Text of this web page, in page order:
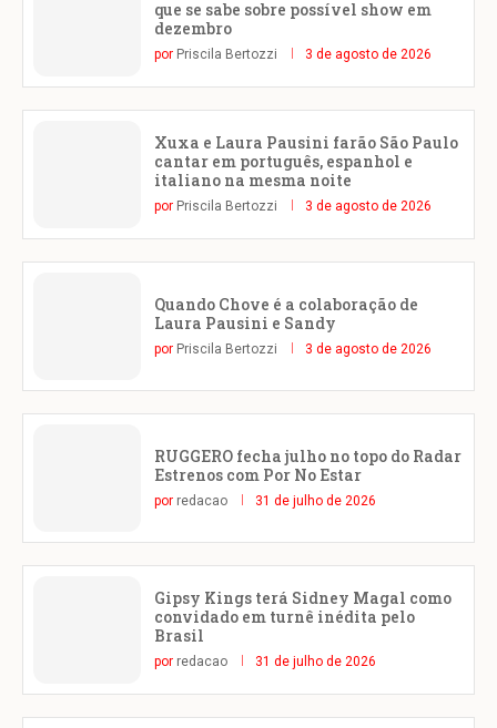
que se sabe sobre possível show em
dezembro
por Priscila Bertozzi 3 de agosto de 2026
Xuxa e Laura Pausini farão São Paulo
cantar em português, espanhol e
italiano na mesma noite
por Priscila Bertozzi 3 de agosto de 2026
Quando Chove é a colaboração de
Laura Pausini e Sandy
por Priscila Bertozzi 3 de agosto de 2026
RUGGERO fecha julho no topo do Radar
Estrenos com Por No Estar
por redacao 31 de julho de 2026
Gipsy Kings terá Sidney Magal como
convidado em turnê inédita pelo
Brasil
por redacao 31 de julho de 2026